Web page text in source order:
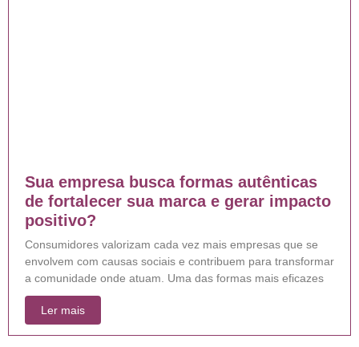
Sua empresa busca formas autênticas
de fortalecer sua marca e gerar impacto
positivo?
Consumidores valorizam cada vez mais empresas que se
envolvem com causas sociais e contribuem para transformar
a comunidade onde atuam. Uma das formas mais eficazes
Ler mais